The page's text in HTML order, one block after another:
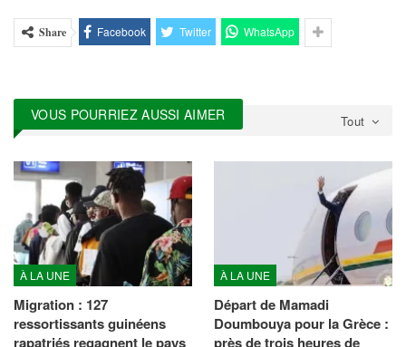
Share Facebook Twitter WhatsApp
Tout
VOUS POURRIEZ AUSSI AIMER
À LA UNE
Migration : 127
ressortissants guinéens
rapatriés regagnent le pays
À LA UNE
Départ de Mamadi
Doumbouya pour la Grèce :
près de trois heures de